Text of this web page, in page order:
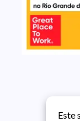
Este